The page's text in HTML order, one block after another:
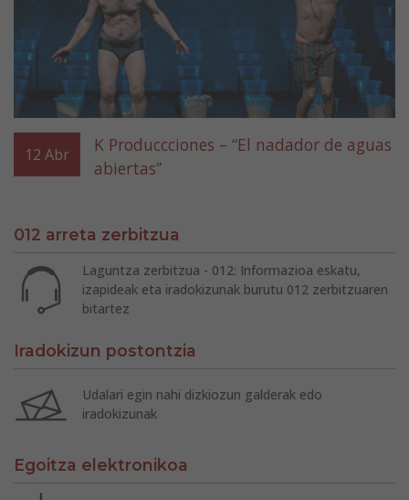
12 Abr
K Produccciones – “El nadador de aguas
abiertas”
012 arreta zerbitzua
Laguntza zerbitzua - 012: Informazioa eskatu,
izapideak eta iradokizunak burutu 012 zerbitzuaren
bitartez
Iradokizun postontzia
Udalari egin nahi dizkiozun galderak edo
iradokizunak
Egoitza elektronikoa